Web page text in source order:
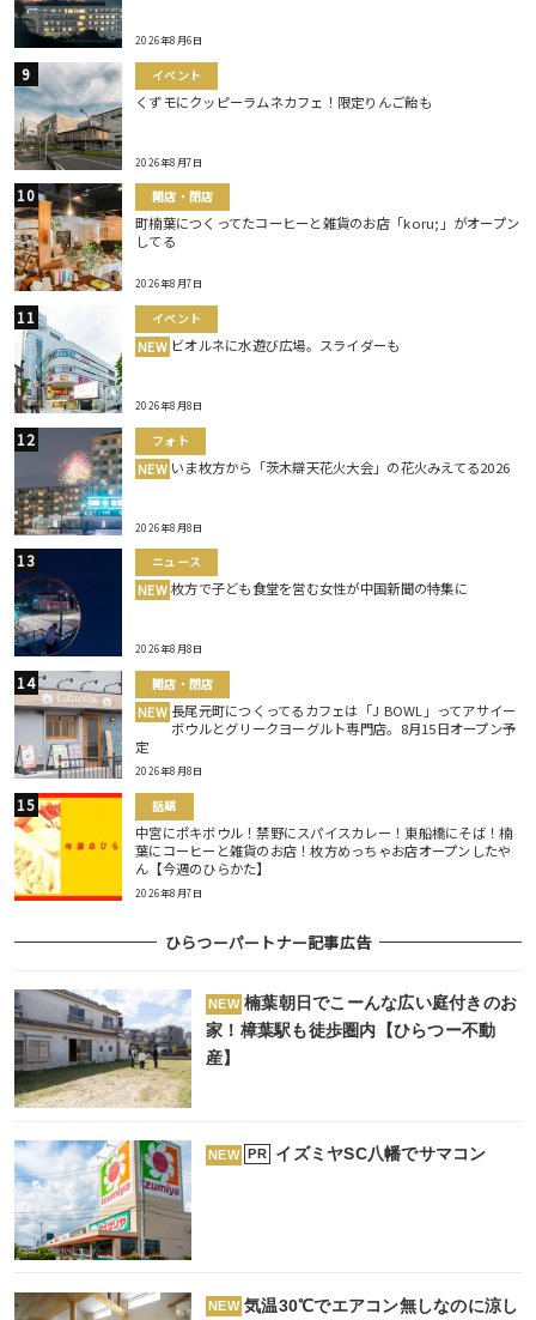
2026年8月6日
イベント
くずモにクッピーラムネカフェ！限定りんご飴も
2026年8月7日
開店・閉店
町楠葉につくってたコーヒーと雑貨のお店「koru;」がオープン
してる
2026年8月7日
イベント
NEW ビオルネに水遊び広場。スライダーも
2026年8月8日
フォト
NEW いま枚方から「茨木辯天花火大会」の花火みえてる2026
2026年8月8日
ニュース
NEW 枚方で子ども食堂を営む女性が中国新聞の特集に
2026年8月8日
開店・閉店
NEW 長尾元町につくってるカフェは「J BOWL」ってアサイー
ボウルとグリークヨーグルト専門店。8月15日オープン予
定
2026年8月8日
話題
中宮にポキボウル！禁野にスパイスカレー！東船橋にそば！楠
葉にコーヒーと雑貨のお店！枚方めっちゃお店オープンしたや
ん【今週のひらかた】
2026年8月7日
ひらつーパートナー記事広告
NEW 楠葉朝日でこーんな広い庭付きのお
家！樟葉駅も徒歩圏内【ひらつー不動
産】
NEW PR イズミヤSC八幡でサマコン
NEW 気温30℃でエアコン無しなのに涼し